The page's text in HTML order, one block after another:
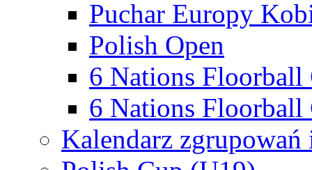
Puchar Europy
Polish Open
6 Nations Floorball
6 Nations Floorball
Kalendarz